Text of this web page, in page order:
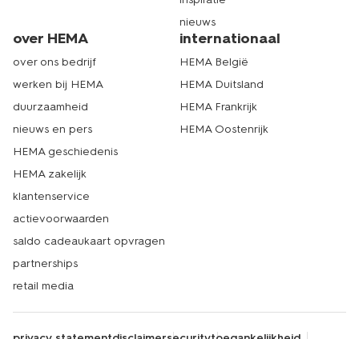
nieuws
over HEMA
over ons bedrijf
werken bij HEMA
duurzaamheid
nieuws en pers
HEMA geschiedenis
HEMA zakelijk
klantenservice
actievoorwaarden
saldo cadeaukaart opvragen
partnerships
retail media
internationaal
HEMA België
HEMA Duitsland
HEMA Frankrijk
HEMA Oostenrijk